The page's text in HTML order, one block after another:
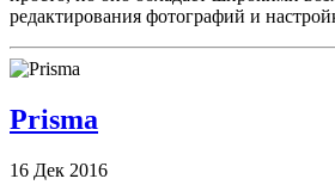
редактирования фотографий и
Prisma
16 Дек 2016